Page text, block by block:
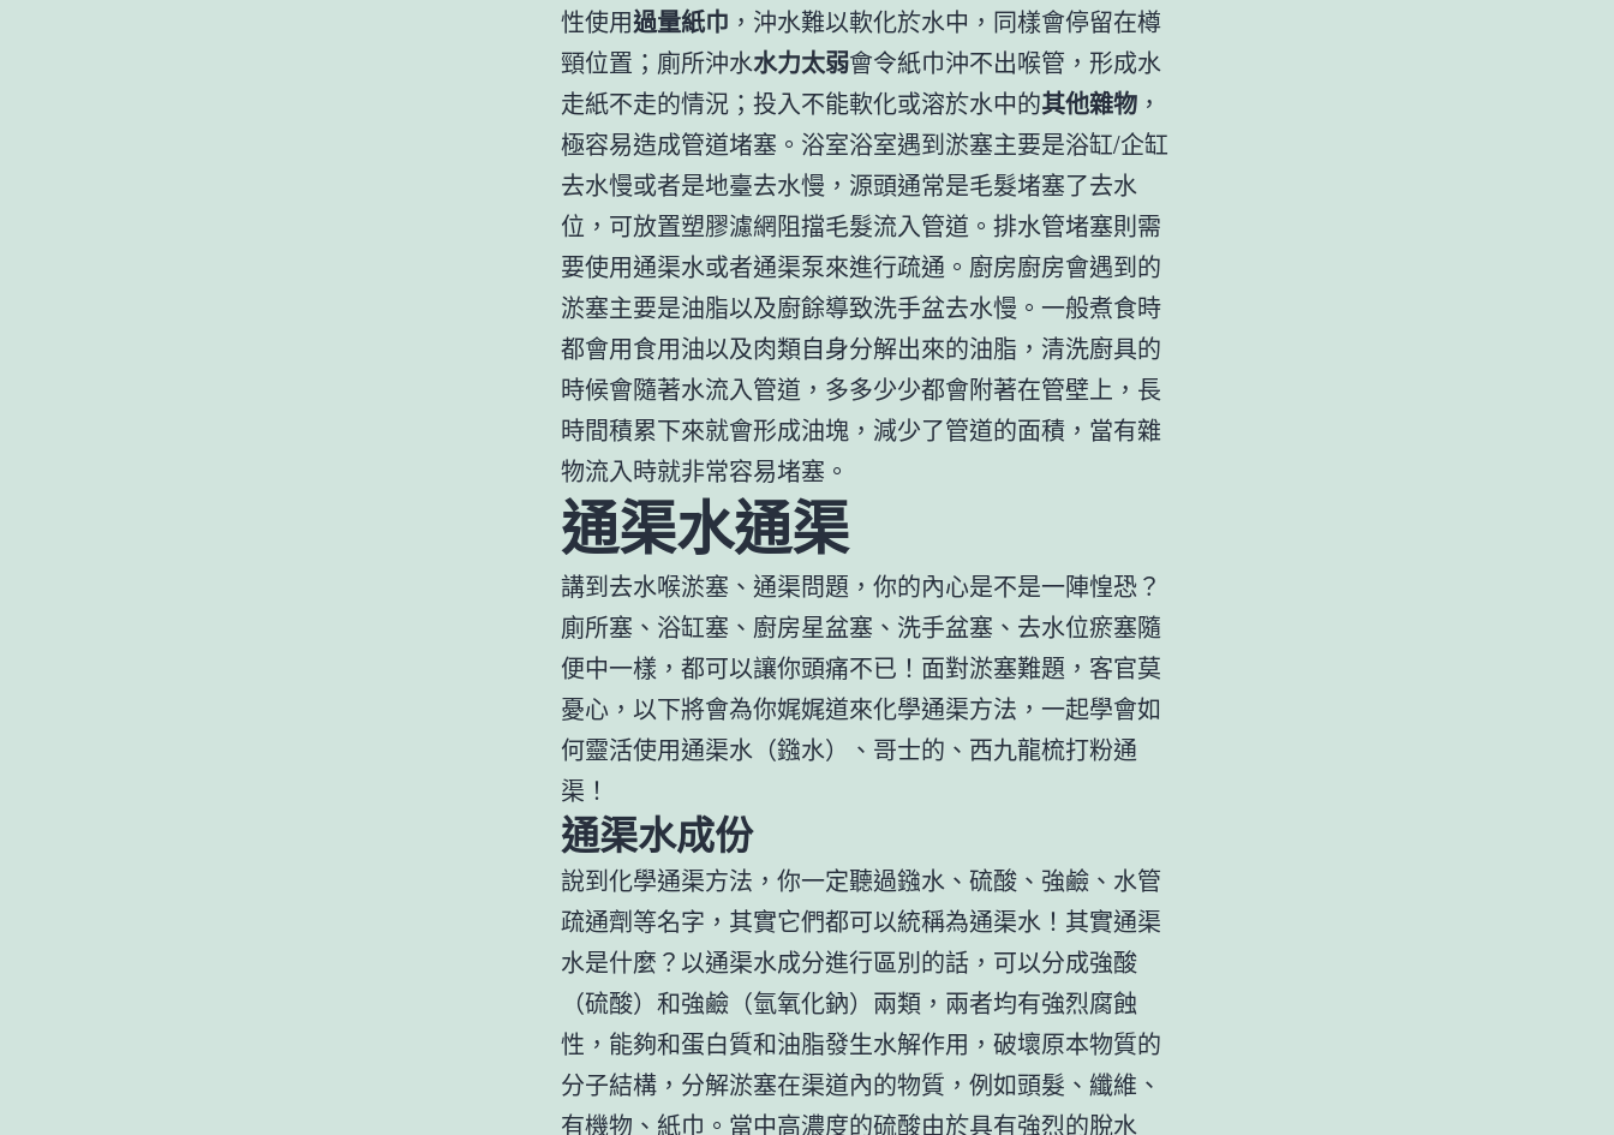
性使用過量紙巾 ，沖水難以軟化於水中，同樣會停留在樽
頸位置；廁所沖水水力太弱會令紙巾沖不出喉管，形成水
走紙不走的情況；投入不能軟化或溶於水中的其他雜物 ，
極容易造成管道堵塞。浴室浴室遇到淤塞主要是浴缸/企缸
去水慢或者是地臺去水慢，源頭通常是毛髮堵塞了去水
位，可放置塑膠濾網阻擋毛髮流入管道。排水管堵塞則需
要使用通渠水或者通渠泵來進行疏通。廚房廚房會遇到的
淤塞主要是油脂以及廚餘導致洗手盆去水慢。一般煮食時
都會用食用油以及肉類自身分解出來的油脂，清洗廚具的
時候會隨著水流入管道，多多少少都會附著在管壁上，長
時間積累下來就會形成油塊，減少了管道的面積，當有雜
物流入時就非常容易堵塞。
通渠水通渠
講到去水喉淤塞、通渠問題，你的內心是不是一陣惶恐？
廁所塞、浴缸塞、廚房星盆塞、洗手盆塞、去水位瘀塞隨
便中一樣，都可以讓你頭痛不已！面對淤塞難題，客官莫
憂心，以下將會為你娓娓道來化學通渠方法，一起學會如
何靈活使用通渠水（鏹水）、哥士的、西九龍梳打粉通
渠！
通渠水成份
說到化學通渠方法，你一定聽過鏹水、硫酸、強鹼、水管
疏通劑等名字，其實它們都可以統稱為通渠水！其實通渠
水是什麼？以通渠水成分進行區別的話，可以分成強酸
（硫酸）和強鹼（氫氧化鈉）兩類，兩者均有強烈腐蝕
性，能夠和蛋白質和油脂發生水解作用，破壞原本物質的
分子結構，分解淤塞在渠道內的物質，例如頭髮、纖維、
有機物、紙巾。當中高濃度的硫酸由於具有強烈的脫水